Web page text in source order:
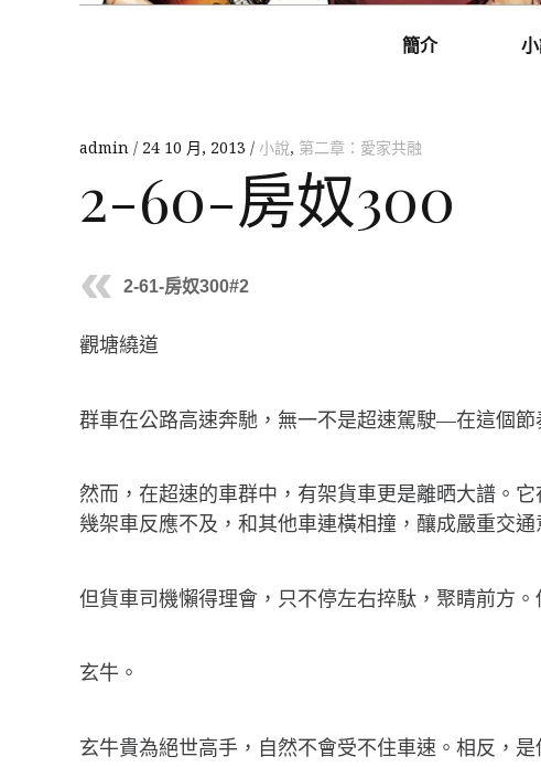
簡介
admin 24 10 月, 2013 小說, 第二章：愛家共融
2-60-房奴300
2-61-房奴300#2
觀塘繞道
群車在公路高速奔馳，無一不是超速駕駛—在這個
然而，在超速的車群中，有架貨車更是離晒大譜。
幾架車反應不及，和其他車連橫相撞，釀成嚴重交通
但貨車司機懶得理會，只不停左右捽駄，聚睛前方
玄牛。
玄牛貴為絕世高手，自然不會受不住車速。相反，